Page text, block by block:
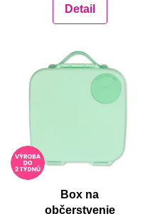
Detail
Box na
občerstvenie